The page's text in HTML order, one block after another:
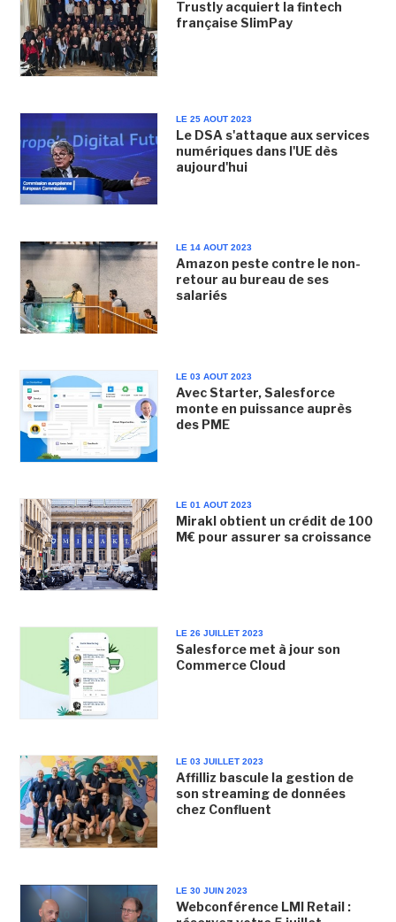
Trustly acquiert la fintech
française SlimPay
LE 25 AOUT 2023
Le DSA s'attaque aux services
numériques dans l'UE dès
aujourd'hui
LE 14 AOUT 2023
Amazon peste contre le non-
retour au bureau de ses
salariés
LE 03 AOUT 2023
Avec Starter, Salesforce
monte en puissance auprès
des PME
LE 01 AOUT 2023
Mirakl obtient un crédit de 100
M€ pour assurer sa croissance
LE 26 JUILLET 2023
Salesforce met à jour son
Commerce Cloud
LE 03 JUILLET 2023
Affilliz bascule la gestion de
son streaming de données
chez Confluent
LE 30 JUIN 2023
Webconférence LMI Retail :